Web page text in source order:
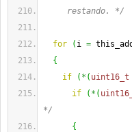
restando. */
for ( i =
{
if
( * ( uint16_t
if
( * (
*/
{